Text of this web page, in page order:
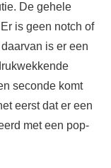
De gehele
is geen notch of
is er een
seconde komt
eerst dat er een
met een pop-